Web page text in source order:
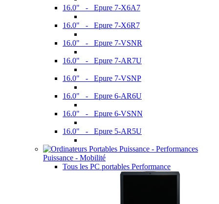
16.0" - Epure 7-X6A7
16.0" - Epure 7-X6R7
16.0" - Epure 7-VSNR
16.0" - Epure 7-AR7U
16.0" - Epure 7-VSNP
16.0" - Epure 6-AR6U
16.0" - Epure 6-VSNN
16.0" - Epure 5-AR5U
Puissance - Mobilité
Tous les PC portables Performance